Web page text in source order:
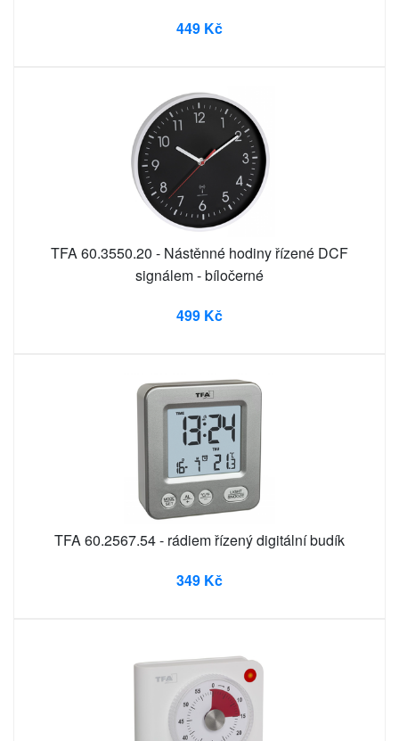
449 Kč
TFA 60.3550.20 - Nástěnné hodiny řízené DCF
signálem - bíločerné
499 Kč
TFA 60.2567.54 - rádiem řízený digitální budík
349 Kč